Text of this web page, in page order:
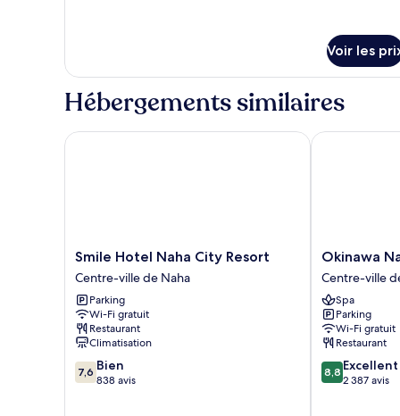
type
chambre
Triple,
Voir les
Hébergements similaires
Smile
Hotel
Naha
City
Resort
Centre-
ville
de
Naha
Smile Hotel Naha City Resort
Centre-ville de Naha
Parking
Wi-Fi gratuit
Restaurant
Climatisation
7.6
sur
7,6 Bien
838 avis
Smile Hotel Naha City Resort
Okinawa
NaHaNa
Hotel
&
Spa
Centre-
ville
de
Naha
Okinawa
Centre-ville
Spa
Parking
Wi-Fi gratuit
Restaurant
8.8
sur
8,8 Excellent
2 387 avis
Okinawa